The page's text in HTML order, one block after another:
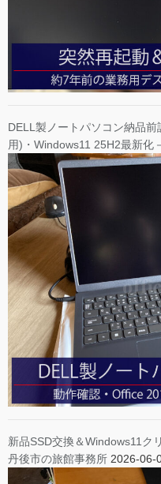
DELL製ノートパソコン納品
用)・Windows11 25H2最新化
新品SSD交換＆Windows11ク
丹後市の旅館事務所 2026-06-